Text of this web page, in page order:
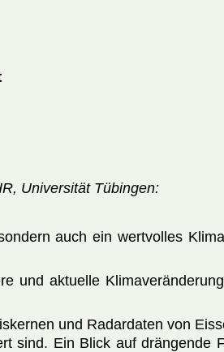
Universität Tübingen:
auch ein wertvolles
und aktuelle
und Radardaten von
sind. Ein Blick auf drängende